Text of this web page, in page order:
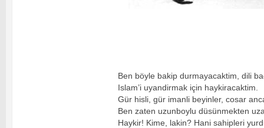
Ben böyle bakip durmayacaktim, dili
Islam’i uyandirmak için haykiracaktim.
Gür hisli, gür imanli beyinler, cosar
Ben zaten uzunboylu düsünmekten
Haykir! Kime, lakin? Hani sahipleri